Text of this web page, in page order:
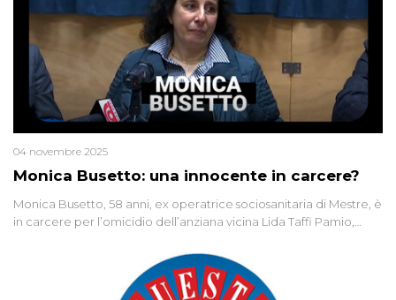
Monica Busetto: una innocente in carcere?
04 novembre 2025
Monica Busetto, 58 anni, ex operatrice sociosanitaria di Mestre, è
in carcere per l’omicidio dell’anziana vicina Lida Taffi Pamio,
minuscola su una collanina, Monica si proclama innocente. Nel
2015 un’altra donna confessa lo stesso delitto, poi ritratta. Due
colpevoli per un solo omicidio: errore giudiziario o giustizia